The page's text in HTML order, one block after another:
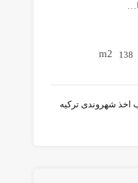
138
m2
اخذ شهروندی ترکیه